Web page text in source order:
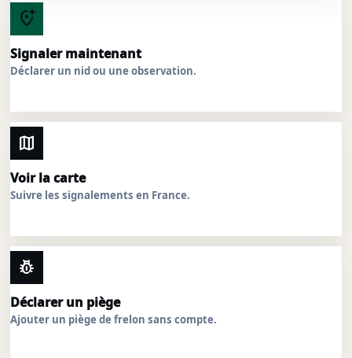
add_location_alt
Signaler maintenant
Déclarer un nid ou une observation.
map
Voir la carte
Suivre les signalements en France.
pest_control
Déclarer un piège
Ajouter un piège de frelon sans compte.